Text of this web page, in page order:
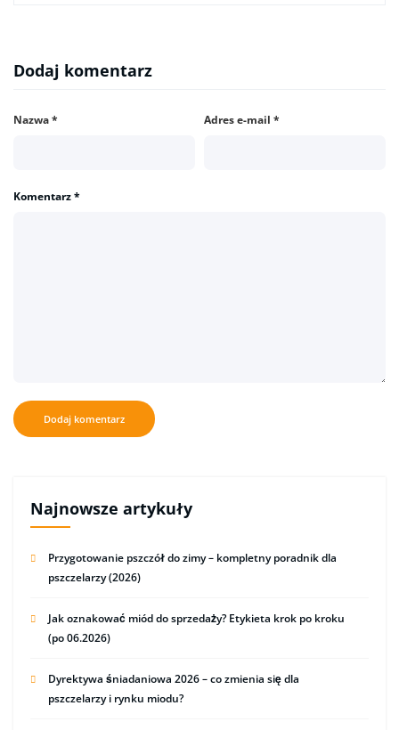
Dodaj komentarz
Nazwa* Adres e-mail *
Komentarz*
Najnowsze artykuły
Przygotowanie pszczół do zimy – kompletny poradnik dla
pszczelarzy (2026)
Jak oznakować miód do sprzedaży? Etykieta krok po kroku
(po 06.2026)
Dyrektywa śniadaniowa 2026 – co zmienia się dla
pszczelarzy i rynku miodu?